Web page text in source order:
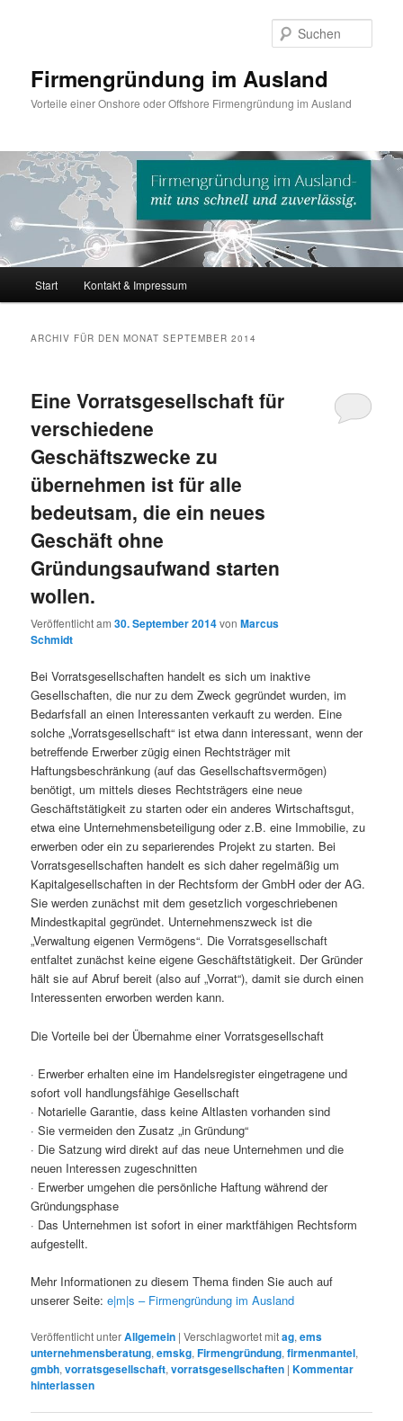
Firmengründung im Ausland
Vorteile einer Onshore oder Offshore Firmengründung im Ausland
Zum
Zum
wechseln
Start Kontakt & Impressum
ARCHIV FÜR DEN MONATSEPTEMBER 2014
Eine Vorratsgesellschaft für
verschiedene
Geschäftszwecke zu
übernehmen ist für alle
bedeutsam, die ein neues
Geschäft ohne
Gründungsaufwand starten
wollen.
Veröffentlicht am30. September 2014vonMarcus
Schmidt
Bei Vorratsgesellschaften handelt es sich um inaktive
Gesellschaften, die nur zu dem Zweck gegründet wurden, im
Bedarfsfall an einen Interessanten verkauft zu werden. Eine
solche „Vorratsgesellschaft“ ist etwa dann interessant, wenn der
betreffende Erwerber zügig einen Rechtsträger mit
Haftungsbeschränkung (auf das Gesellschaftsvermögen)
benötigt, um mittels dieses Rechtsträgers eine neue
Geschäftstätigkeit zu starten oder ein anderes Wirtschaftsgut,
etwa eine Unternehmensbeteiligung oder z.B. eine Immobilie, zu
erwerben oder ein zu separierendes Projekt zu starten. Bei
Vorratsgesellschaften handelt es sich daher regelmäßig um
Kapitalgesellschaften in der Rechtsform der GmbH oder der AG.
Sie werden zunächst mit dem gesetzlich vorgeschriebenen
Mindestkapital gegründet. Unternehmenszweck ist die
„Verwaltung eigenen Vermögens“. Die Vorratsgesellschaft
entfaltet zunächst keine eigene Geschäftstätigkeit. Der Gründer
hält sie auf Abruf bereit (also auf „Vorrat“), damit sie durch einen
Interessenten erworben werden kann.
Die Vorteile bei der Übernahme einer Vorratsgesellschaft
· Erwerber erhalten eine im Handelsregister eingetragene und
sofort voll handlungsfähige Gesellschaft
· Notarielle Garantie, dass keine Altlasten vorhanden sind
· Sie vermeiden den Zusatz „in Gründung“
· Die Satzung wird direkt auf das neue Unternehmen und die
neuen Interessen zugeschnitten
· Erwerber umgehen die persönliche Haftung während der
Gründungsphase
· Das Unternehmen ist sofort in einer marktfähigen Rechtsform
aufgestellt.
Mehr Informationen zu diesem Thema finden Sie auch auf
unserer Seite:e|m|s – Firmengründung im Ausland
Veröffentlicht unterAllgemein |Verschlagwortet mitag,ems
unternehmensberatung,emskg,Firmengründung,firmenmantel,
gmbh,vorratsgesellschaft,vorratsgesellschaften |Kommentar
hinterlassen